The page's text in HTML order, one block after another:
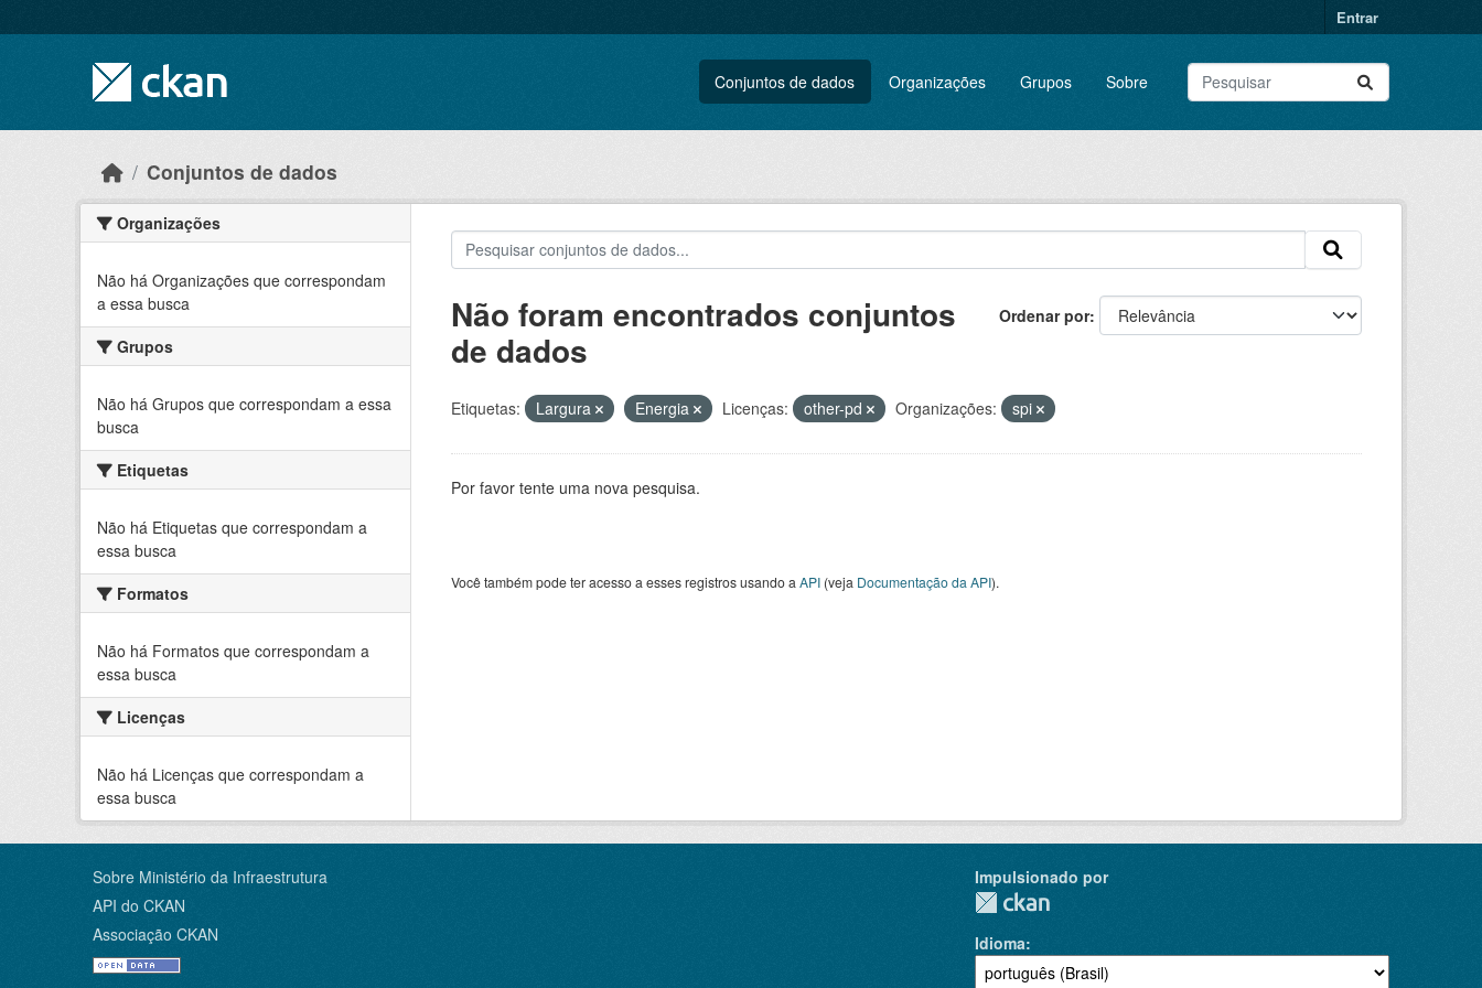
Entrar
Conjuntos de dados Organizações Grupos Sobre
Conjuntos de dados
Organizações
Não há Organizações que correspondam
a essa busca
Grupos
Não há Grupos que correspondam a essa
busca
Etiquetas
Não há Etiquetas que correspondam a
essa busca
Formatos
Não há Formatos que correspondam a
essa busca
Licenças
Não há Licenças que correspondam a
essa busca
Ordenar por
Não foram encontrados conjuntos
de dados
Etiquetas: Largura Energia Licenças: other-pd Organizações: spi
Por favor tente uma nova pesquisa.
Você também pode ter acesso a esses registros usando a API(veja Documentação da API).
Sobre Ministério da Infraestrutura
API do CKAN
Associação CKAN
Impulsionado por
Idioma